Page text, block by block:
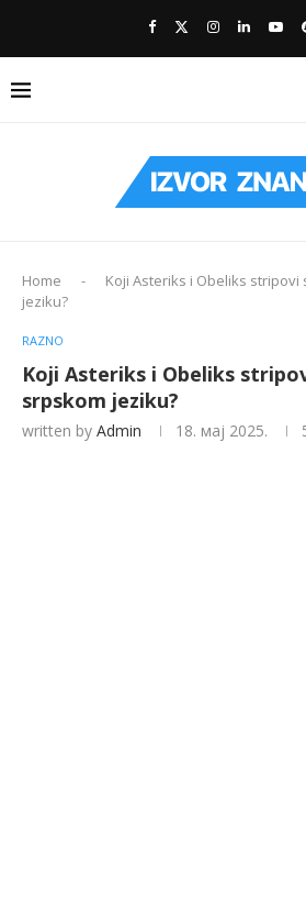
Home -
Koji Asteriks i Obeliks
jeziku?
RAZNO
Koji Asteriks i Obeliks
srpskom jeziku?
written by Admin 18. мај 2025.